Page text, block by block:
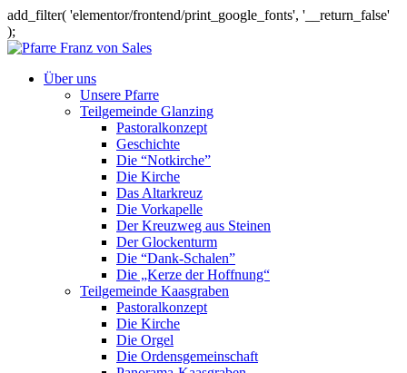
add_filter( 'elementor/frontend/print_google_fonts', '__return_false'
);
Über uns
Unsere Pfarre
Teilgemeinde Glanzing
Pastoralkonzept
Geschichte
Die “Notkirche”
Die Kirche
Das Altarkreuz
Die Vorkapelle
Der Kreuzweg aus Steinen
Der Glockenturm
Die “Dank-Schalen”
Die „Kerze der Hoffnung“
Teilgemeinde Kaasgraben
Pastoralkonzept
Die Kirche
Die Orgel
Die Ordensgemeinschaft